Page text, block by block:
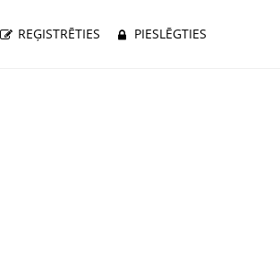
REĢISTRĒTIES PIESLĒGTIES